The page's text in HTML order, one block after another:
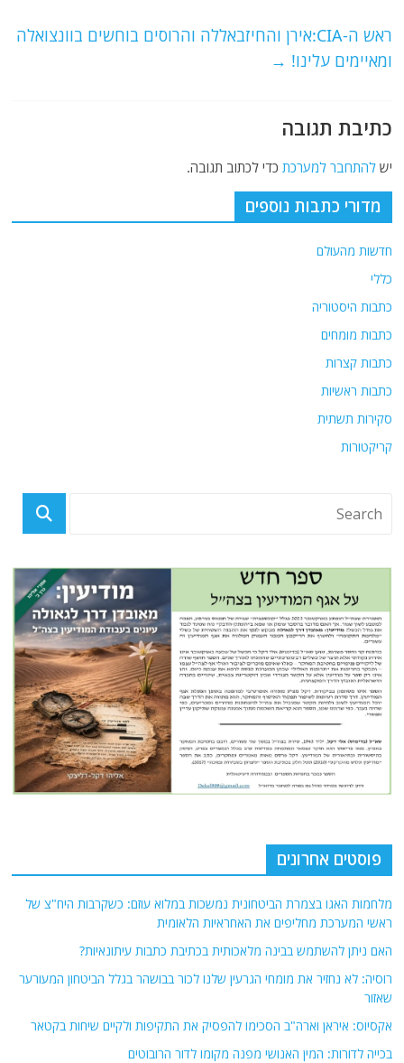
k
ראש ה-CIA:אירן והחיזבאללה והרוסים בוחשים בוונצואלה
ומאיימים עלינו! →
כתיבת תגובה
ישלהתחבר למערכת כדי לכתוב תגובה.
מדורי כתבות נוספים
חדשות מהעולם
כללי
כתבות היסטוריה
כתבות מומחים
כתבות קצרות
כתבות ראשיות
סקירות תשתית
קריקטורות
פוסטים אחרונים
מלחמות האגו בצמרת הביטחונית נמשכות במלוא עוזם: כשקרבות היח"צ של
ראשי המערכת מחליפים את האחראיות הלאומית
האם ניתן להשתמש בבינה מלאכותית בכתיבת כתבות עיתונאיות?
רוסיה: לא נחזיר את מומחי הגרעין שלנו לכור בבושהר בגלל הביטחון המעורער
שאזור
אקסיוס: איראן וארה"ב הסכימו להפסיק את התקיפות ולקיים שיחות בקטאר
בכייה לדורות: המין האנושי מפנה מקומו לדור הרובוטים